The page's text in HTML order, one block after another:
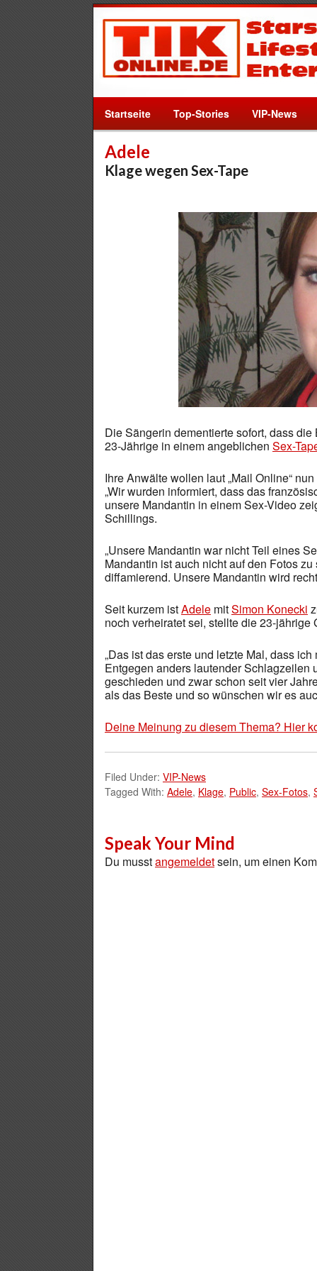
Startseite Top-Stories VIP-News
Adele
Klage wegen Sex-Tape
Die Sängerin dementierte sofort, dass die
23-Jährige in einem angeblichen Sex-
Ihre Anwälte wollen laut „Mail Online“
„Wir wurden informiert, dass das
unsere Mandantin in einem Sex-Video
Schillings.
„Unsere Mandantin war nicht Teil eines
Mandantin ist auch nicht auf den Fotos
diffamierend. Unsere Mandantin wird
Seit kurzem istAdele mitSimon Konecki
noch verheiratet sei, stellte die 23-
„Das ist das erste und letzte Mal, dass
Entgegen anders lautender Schlagzeilen
geschieden und zwar schon seit vier
als das Beste und so wünschen wir es
Deine Meinung zu diesem Thema? Hier
Filed Under: VIP-News
Tagged With: Adele, Klage, Public, Sex-Fotos,
Speak Your Mind
Du musstangemeldetsein, um einen